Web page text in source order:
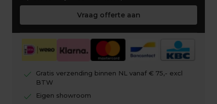
Vraag offerte aan
check
Gratis verzending binnen NL vanaf € 75,- excl
BTW
check Eigen showroom